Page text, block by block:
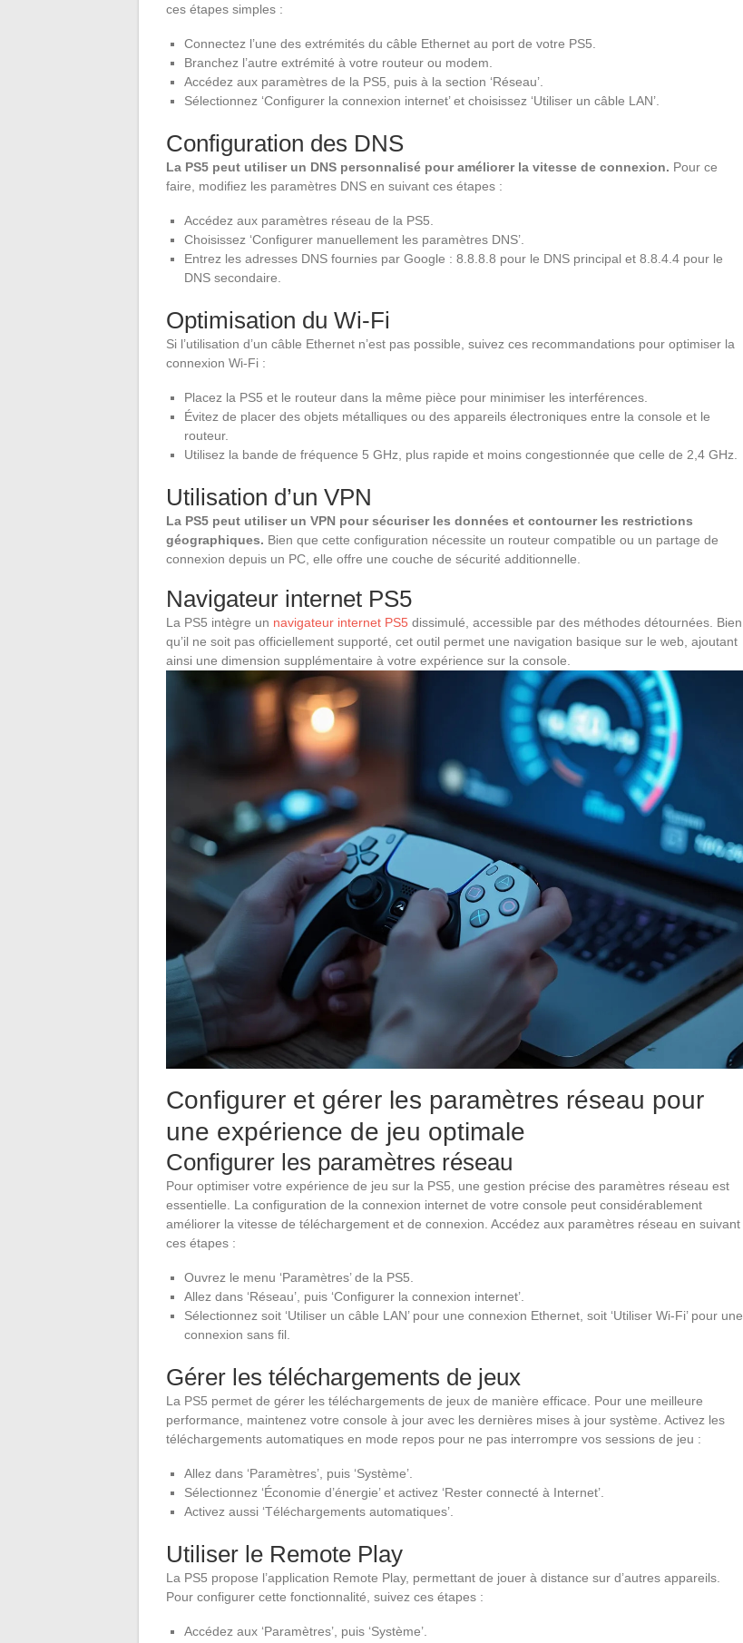
ces étapes simples :
Connectez l’une des extrémités du câble Ethernet au port de votre PS5.
Branchez l’autre extrémité à votre routeur ou modem.
Accédez aux paramètres de la PS5, puis à la section ‘Réseau’.
Sélectionnez ‘Configurer la connexion internet’ et choisissez ‘Utiliser un câble LAN’.
Configuration des DNS
La PS5 peut utiliser un DNS personnalisé pour améliorer la vitesse de connexion. Pour ce
faire, modifiez les paramètres DNS en suivant ces étapes :
Accédez aux paramètres réseau de la PS5.
Choisissez ‘Configurer manuellement les paramètres DNS’.
Entrez les adresses DNS fournies par Google : 8.8.8.8 pour le DNS principal et 8.8.4.4 pour le
DNS secondaire.
Optimisation du Wi-Fi
Si l’utilisation d’un câble Ethernet n’est pas possible, suivez ces recommandations pour optimiser la
connexion Wi-Fi :
Placez la PS5 et le routeur dans la même pièce pour minimiser les interférences.
Évitez de placer des objets métalliques ou des appareils électroniques entre la console et le
routeur.
Utilisez la bande de fréquence 5 GHz, plus rapide et moins congestionnée que celle de 2,4 GHz.
Utilisation d’un VPN
La PS5 peut utiliser un VPN pour sécuriser les données et contourner les restrictions
géographiques. Bien que cette configuration nécessite un routeur compatible ou un partage de
connexion depuis un PC, elle offre une couche de sécurité additionnelle.
Navigateur internet PS5
La PS5 intègre un navigateur internet PS5 dissimulé, accessible par des méthodes détournées. Bien
qu’il ne soit pas officiellement supporté, cet outil permet une navigation basique sur le web, ajoutant
ainsi une dimension supplémentaire à votre expérience sur la console.
Configurer et gérer les paramètres réseau pour
une expérience de jeu optimale
Configurer les paramètres réseau
Pour optimiser votre expérience de jeu sur la PS5, une gestion précise des paramètres réseau est
essentielle. La configuration de la connexion internet de votre console peut considérablement
améliorer la vitesse de téléchargement et de connexion. Accédez aux paramètres réseau en suivant
ces étapes :
Ouvrez le menu ‘Paramètres’ de la PS5.
Allez dans ‘Réseau’, puis ‘Configurer la connexion internet’.
Sélectionnez soit ‘Utiliser un câble LAN’ pour une connexion Ethernet, soit ‘Utiliser Wi-Fi’ pour une
connexion sans fil.
Gérer les téléchargements de jeux
La PS5 permet de gérer les téléchargements de jeux de manière efficace. Pour une meilleure
performance, maintenez votre console à jour avec les dernières mises à jour système. Activez les
téléchargements automatiques en mode repos pour ne pas interrompre vos sessions de jeu :
Allez dans ‘Paramètres’, puis ‘Système’.
Sélectionnez ‘Économie d’énergie’ et activez ‘Rester connecté à Internet’.
Activez aussi ‘Téléchargements automatiques’.
Utiliser le Remote Play
La PS5 propose l’application Remote Play, permettant de jouer à distance sur d’autres appareils.
Pour configurer cette fonctionnalité, suivez ces étapes :
Accédez aux ‘Paramètres’, puis ‘Système’.